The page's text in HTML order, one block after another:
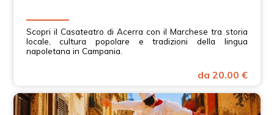
Scopri il Casateatro di Acerra con il Marchese tra storia
locale, cultura popolare e tradizioni della lingua
napoletana in Campania.
da 20.00 €